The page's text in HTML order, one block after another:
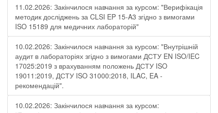
11.02.2026: Закінчилося навчання за курсом: "Верифікація
методик досліджень за CLSI EP 15-A3 згідно з вимогами
ISO 15189 для медичних лабораторій"
10.02.2026: Закінчилося навчання за курсом: "Внутрішній
аудит в лабораторіях згідно з вимогами ДСТУ EN ISO/IEC
17025:2019 з врахуванням положень ДСТУ ISO
19011:2019, ДСТУ ISO 31000:2018, ILAC, EA -
рекомендацій".
10.02.2026: Закінчилося навчання за курсом: